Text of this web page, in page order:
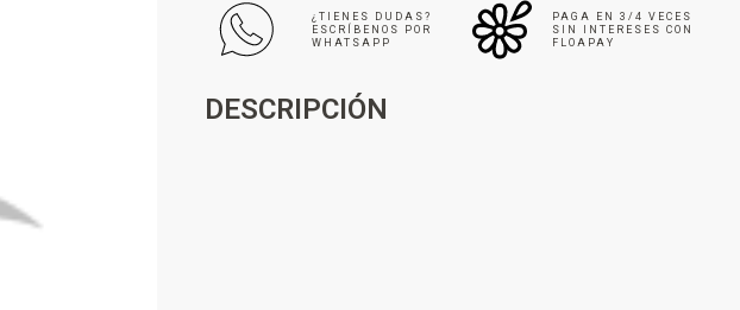
¿TIENES DUDAS?
ESCRÍBENOS POR
WHATSAPP
PAGA EN 3/4 VECES
SIN INTERESES CON
FLOAPAY
DESCRIPCIÓN